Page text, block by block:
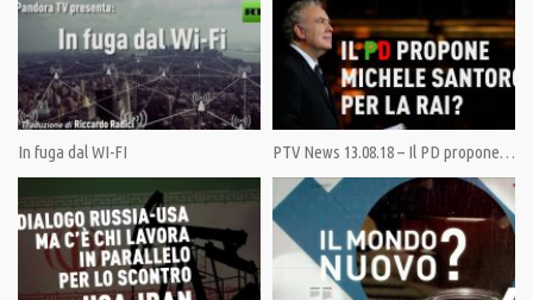
conclusione: “Quello che ci fa ammalare è una epidemia di diagnosi.”
Condividi
Category:PrimoPiano,Speciali
Tags:Cancro, Diagnosi,Malattia,Marcello Pamio Prevenzione
In fuga dal WI-FI PTV News 13.08.18 – Il PD propone Michele Santoro per la RAI?